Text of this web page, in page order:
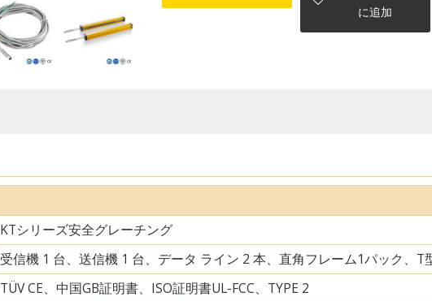
に追加
KTシリーズ安全グレーチング
受信機 1 台、送信機 1 台、データ ライン 2 本、直角フレーム1パック、T
TÜV CE、中国GB証明書、ISO証明書UL-FCC、TYPE 2